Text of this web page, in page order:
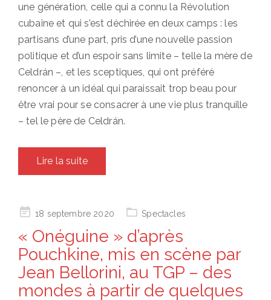
une génération, celle qui a connu la Révolution
cubaine et qui s’est déchirée en deux camps : les
partisans d’une part, pris d’une nouvelle passion
politique et d’un espoir sans limite – telle la mère de
Celdrán –, et les sceptiques, qui ont préféré
renoncer à un idéal qui paraissait trop beau pour
être vrai pour se consacrer à une vie plus tranquille
– tel le père de Celdrán.
Lire la suite
Posted18 septembre 2020 Spectacles
« Onéguine » d’après
Pouchkine, mis en scène par
Jean Bellorini, au TGP – des
mondes à partir de quelques